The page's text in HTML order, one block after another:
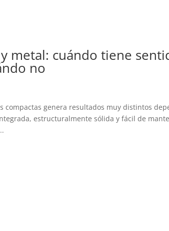
metal: cuándo tiene
no
compactas genera resultados muy distintos
estructuralmente sólida y fácil de